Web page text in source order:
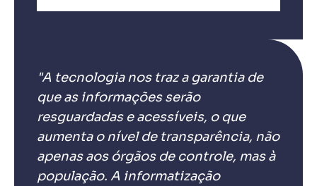
"A tecnologia nos traz a garantia de
que as informações serão
resguardadas e acessíveis, o que
aumenta o nível de transparência, não
apenas aos órgãos de controle, mas à
população. A informatização